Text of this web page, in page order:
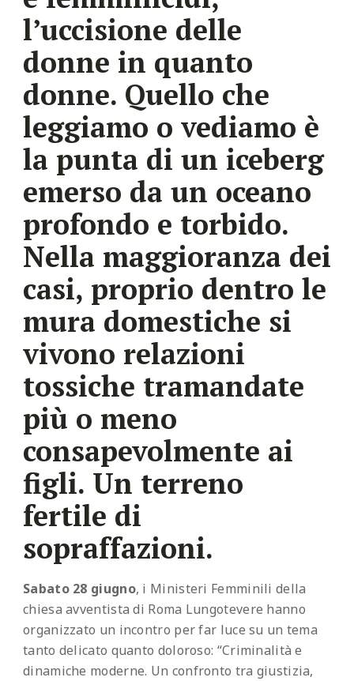
l’uccisione delle
donne in quanto
donne. Quello che
leggiamo o vediamo è
la punta di un iceberg
emerso da un oceano
profondo e torbido.
Nella maggioranza dei
casi, proprio dentro le
mura domestiche si
vivono relazioni
tossiche tramandate
più o meno
consapevolmente ai
figli. Un terreno
fertile di
sopraffazioni.
Sabato 28 giugno, i Ministeri Femminili della
chiesa avventista di Roma Lungotevere hanno
organizzato un incontro per far luce su un tema
tanto delicato quanto doloroso: “Criminalità e
dinamiche moderne. Un confronto tra giustizia,